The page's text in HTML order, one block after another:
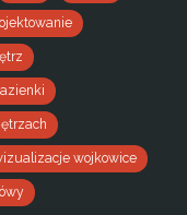
wojkowice